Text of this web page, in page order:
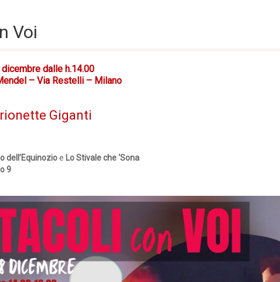
Voi
dalle h.14.00
– Via Restelli – Milano
Giganti
dell’Equinozioe Lo Stivale che ‘Sona
9